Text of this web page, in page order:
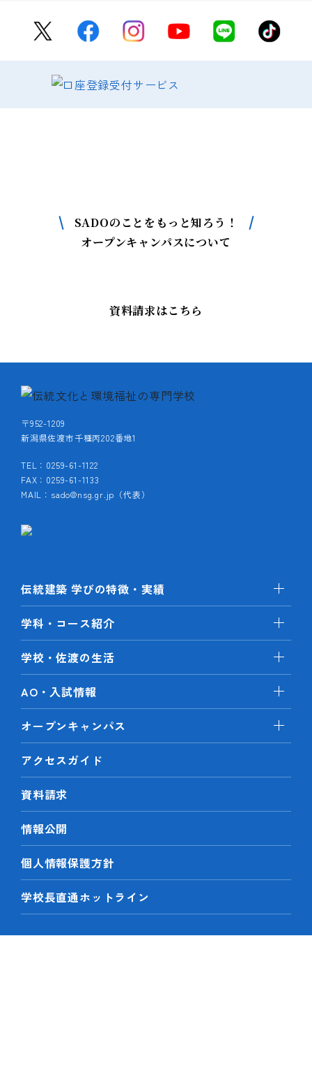
SADOのことをもっと知ろう！
オープンキャンパスについて
資料請求はこちら
〒952-1209
新潟県佐渡市千種丙202番地1
TEL：0259-61-1122
FAX：0259-61-1133
MAIL：sado@nsg.gr.jp（代表）
伝統建築 学びの特徴・実績
学科・コース紹介
学校・佐渡の生活
AO・入試情報
オープンキャンパス
アクセスガイド
資料請求
情報公開
個人情報保護方針
学校長直通ホットライン